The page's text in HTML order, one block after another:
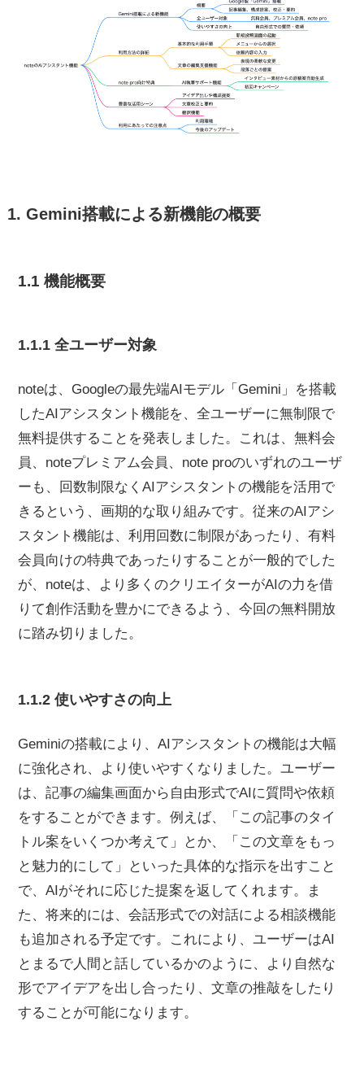
1. Gemini搭載による新機能の概要
1.1 機能概要
1.1.1 全ユーザー対象
noteは、Googleの最先端AIモデル「Gemini」を搭載
したAIアシスタント機能を、全ユーザーに無制限で
無料提供することを発表しました。これは、無料会
員、noteプレミアム会員、note proのいずれのユーザ
ーも、回数制限なくAIアシスタントの機能を活用で
きるという、画期的な取り組みです。従来のAIアシ
スタント機能は、利用回数に制限があったり、有料
会員向けの特典であったりすることが一般的でした
が、noteは、より多くのクリエイターがAIの力を借
りて創作活動を豊かにできるよう、今回の無料開放
に踏み切りました。
1.1.2 使いやすさの向上
Geminiの搭載により、AIアシスタントの機能は大幅
に強化され、より使いやすくなりました。ユーザー
は、記事の編集画面から自由形式でAIに質問や依頼
をすることができます。例えば、「この記事のタイ
トル案をいくつか考えて」とか、「この文章をもっ
と魅力的にして」といった具体的な指示を出すこと
で、AIがそれに応じた提案を返してくれます。ま
た、将来的には、会話形式での対話による相談機能
も追加される予定です。これにより、ユーザーはAI
とまるで人間と話しているかのように、より自然な
形でアイデアを出し合ったり、文章の推敲をしたり
することが可能になります。